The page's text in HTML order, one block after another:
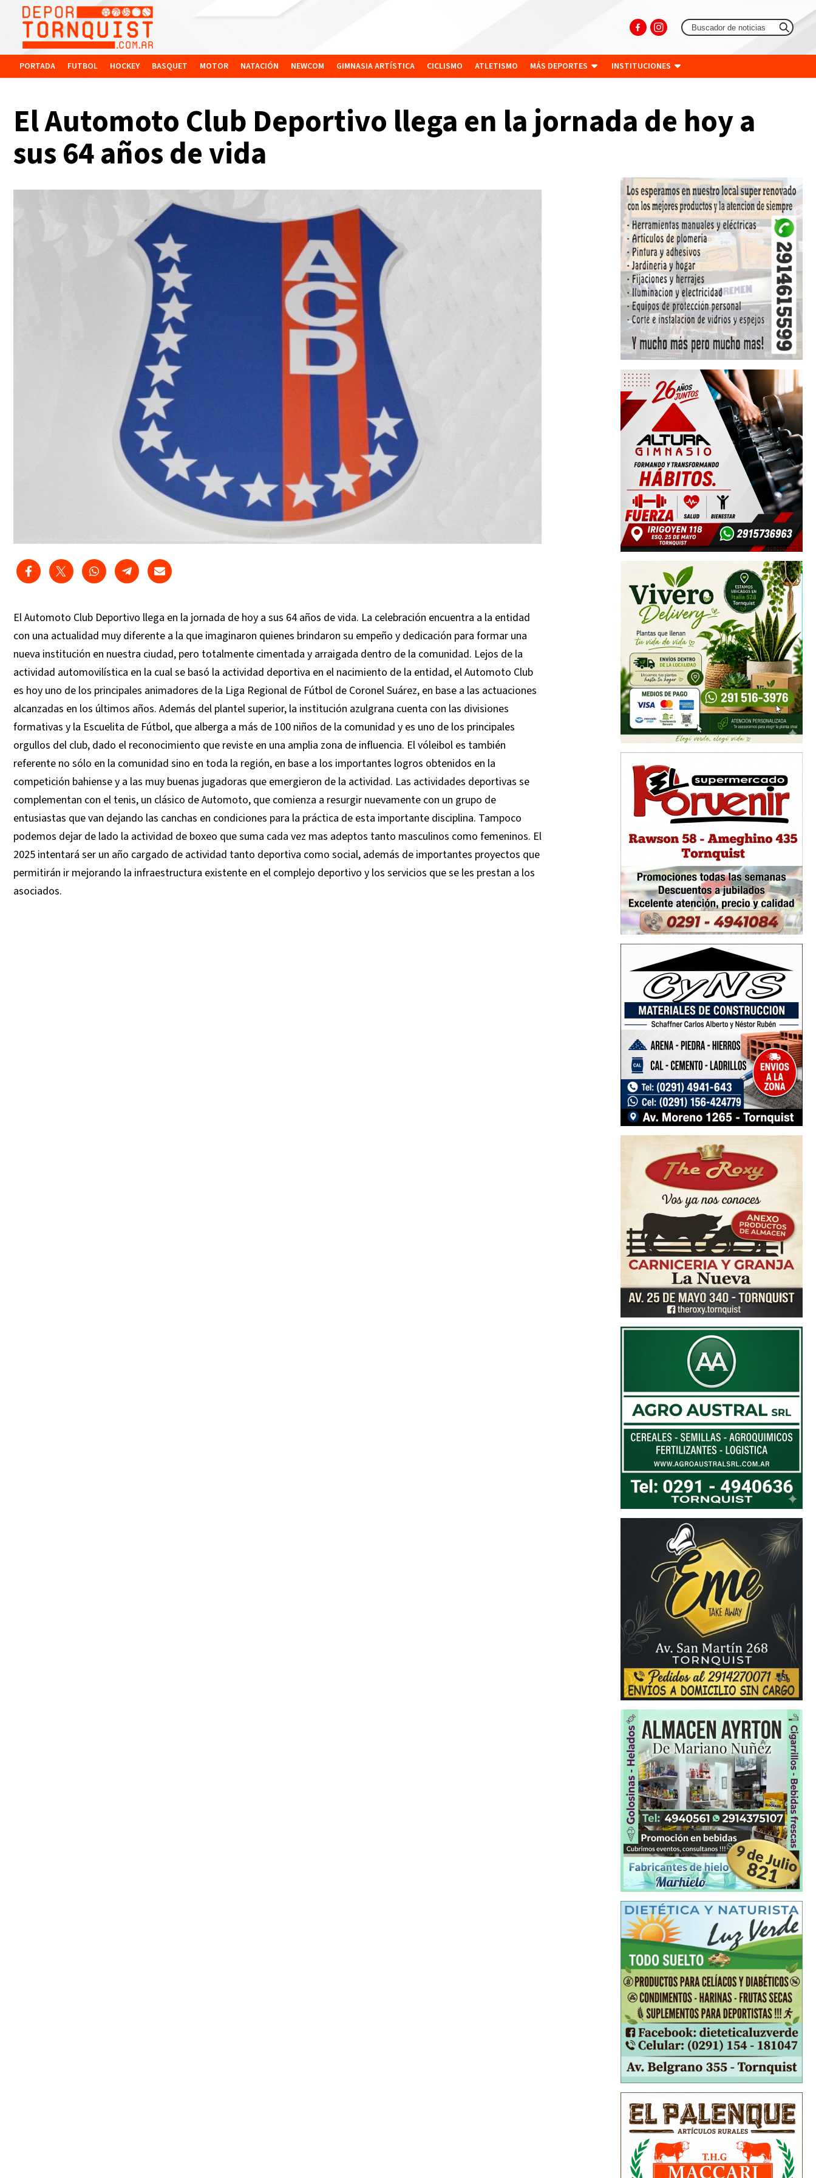
PORTADA FUTBOL HOCKEY BASQUET MOTOR NATACIÓN NEWCOM GIMNASIA ARTÍSTICA CICLISMO ATLETISMO MÁS DEPORTES INSTITUCIONES
El Automoto Club Deportivo llega en la jornada de hoy a
sus 64 años de vida
El Automoto Club Deportivo llega en la jornada de hoy a sus 64 años de vida. La celebración encuentra a la entidad
con una actualidad muy diferente a la que imaginaron quienes brindaron su empeño y dedicación para formar una
nueva institución en nuestra ciudad, pero totalmente cimentada y arraigada dentro de la comunidad. Lejos de la
actividad automovilística en la cual se basó la actividad deportiva en el nacimiento de la entidad, el Automoto Club
es hoy uno de los principales animadores de la Liga Regional de Fútbol de Coronel Suárez, en base a las actuaciones
alcanzadas en los últimos años. Además del plantel superior, la institución azulgrana cuenta con las divisiones
formativas y la Escuelita de Fútbol, que alberga a más de 100 niños de la comunidad y es uno de los principales
orgullos del club, dado el reconocimiento que reviste en una amplia zona de influencia. El vóleibol es también
referente no sólo en la comunidad sino en toda la región, en base a los importantes logros obtenidos en la
competición bahiense y a las muy buenas jugadoras que emergieron de la actividad. Las actividades deportivas se
complementan con el tenis, un clásico de Automoto, que comienza a resurgir nuevamente con un grupo de
entusiastas que van dejando las canchas en condiciones para la práctica de esta importante disciplina. Tampoco
podemos dejar de lado la actividad de boxeo que suma cada vez mas adeptos tanto masculinos como femeninos. El
2025 intentará ser un año cargado de actividad tanto deportiva como social, además de importantes proyectos que
permitirán ir mejorando la infraestructura existente en el complejo deportivo y los servicios que se les prestan a los
asociados.